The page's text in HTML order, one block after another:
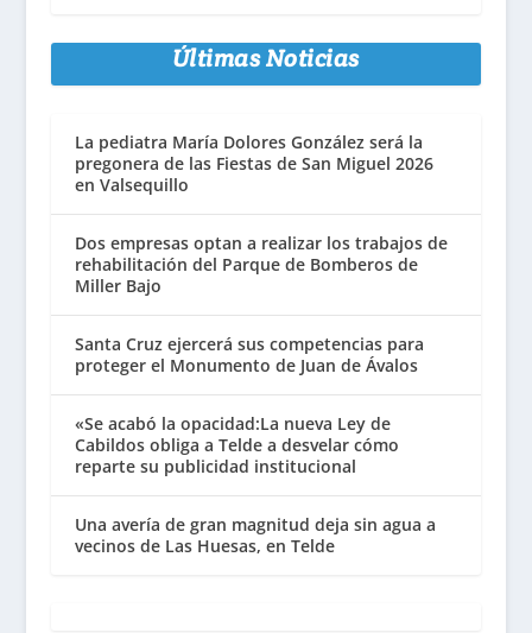
Últimas Noticias
La pediatra María Dolores González será la
pregonera de las Fiestas de San Miguel 2026
en Valsequillo
Dos empresas optan a realizar los trabajos de
rehabilitación del Parque de Bomberos de
Miller Bajo
Santa Cruz ejercerá sus competencias para
proteger el Monumento de Juan de Ávalos
«Se acabó la opacidad:La nueva Ley de
Cabildos obliga a Telde a desvelar cómo
reparte su publicidad institucional
Una avería de gran magnitud deja sin agua a
vecinos de Las Huesas, en Telde